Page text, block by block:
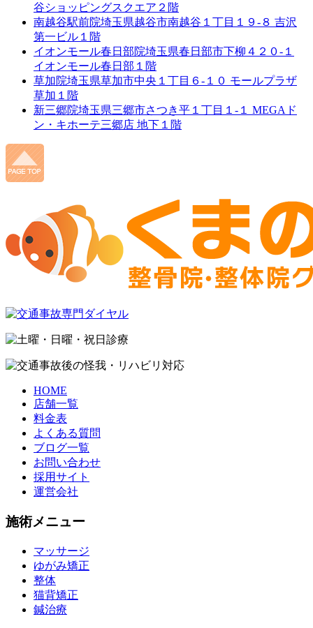
谷ショッピングスクエア２階
南越谷駅前院埼玉県越谷市南越谷１丁目１９-８ 吉沢
第一ビル１階
イオンモール春日部院埼玉県春日部市下柳４２０-１
イオンモール春日部１階
草加院埼玉県草加市中央１丁目６-１０ モールプラザ
草加１階
新三郷院埼玉県三郷市さつき平１丁目１-１ MEGAド
ン・キホーテ三郷店 地下１階
HOME
店舗一覧
料金表
よくある質問
ブログ一覧
お問い合わせ
採用サイト
運営会社
施術メニュー
マッサージ
ゆがみ矯正
整体
猫背矯正
鍼治療